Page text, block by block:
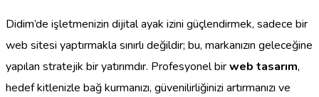
Didim’de işletmenizin dijital ayak izini güçlendirmek, sadece bir
web sitesi yaptırmakla sınırlı değildir; bu, markanızın geleceğine
yapılan stratejik bir yatırımdır. Profesyonel birweb tasarım,
hedef kitlenizle bağ kurmanızı, güvenilirliğinizi artırmanızı ve